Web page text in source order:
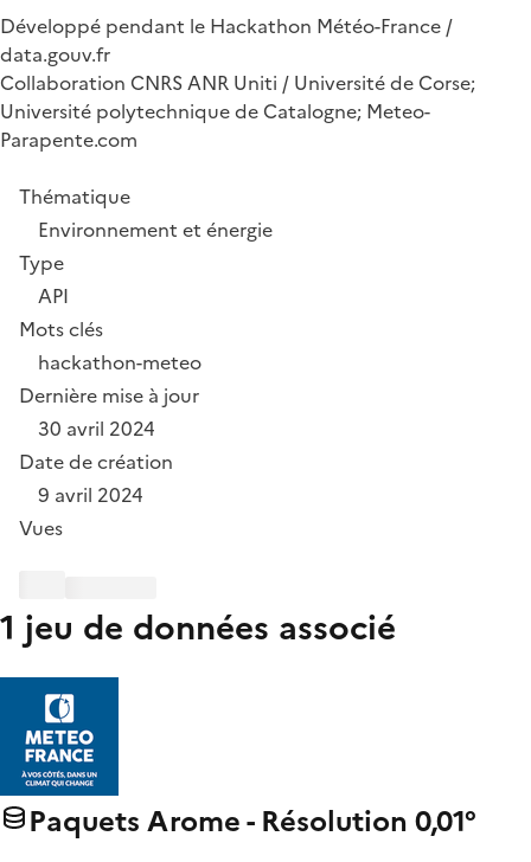
Développé pendant le Hackathon Météo-France /
data.gouv.fr
Collaboration CNRS ANR Uniti / Université de Corse;
Université polytechnique de Catalogne; Meteo-
Parapente.com
Thématique
Environnement et énergie
Type
API
Mots clés
hackathon-meteo
Dernière mise à jour
30 avril 2024
Date de création
9 avril 2024
Vues
1 jeu de données associé
Paquets Arome - Résolution 0,01°